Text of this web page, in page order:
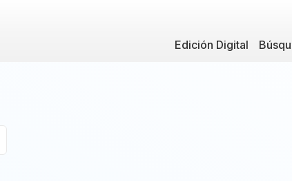
Edición Digital